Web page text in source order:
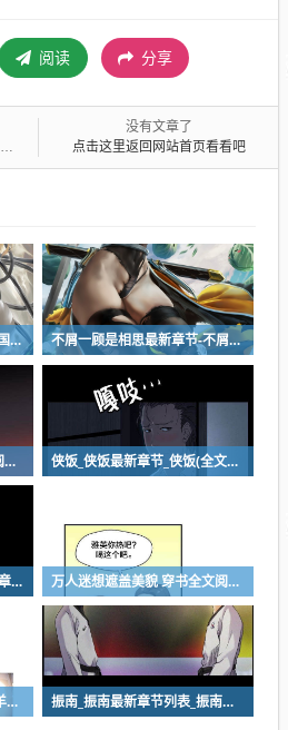
阅读 分享
没有文章了
点击这里返回网站首页看看吧
战国赵为王最新章节列表_战国赵为王全文免费阅读 不屑一顾是相思最新章节-不屑一顾是相思小说
爱豆对家他总撩我全文免费阅读-爱豆对家他总撩我最新章节 侠饭_侠饭最新章节_侠饭(全文免费阅读)小说全文阅读无弹窗
江策,江策全文阅读,江策最新章节 万人迷想遮盖美貌 穿书全文阅读-万人迷想遮盖美貌 穿书免费全集
黑山羊之卵-最新章节 - 黑山羊之卵 - 免费小说阅读 振南_振南最新章节列表_振南全文阅读